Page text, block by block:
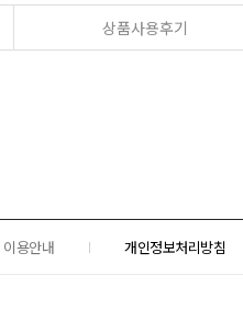
상품사용후기
이용안내 개인정보처리방침